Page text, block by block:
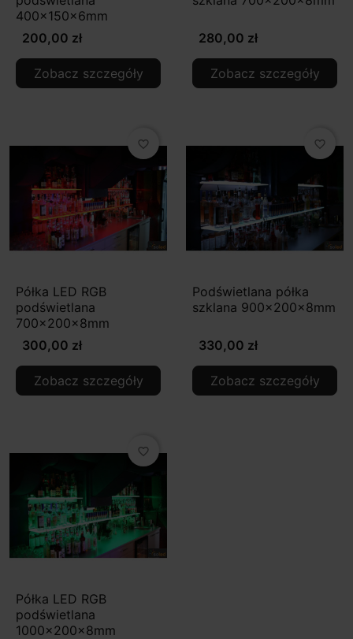
400x150x6mm
200,00 zł
Zobacz szczegóły
280,00 zł
Zobacz szczegóły
favorite_border
Półka LED RGB
podświetlana
700x200x8mm
300,00 zł
Zobacz szczegóły
favorite_border
Podświetlana półka
szklana 900x200x8mm
330,00 zł
Zobacz szczegóły
favorite_border
Półka LED RGB
podświetlana
1000x200x8mm